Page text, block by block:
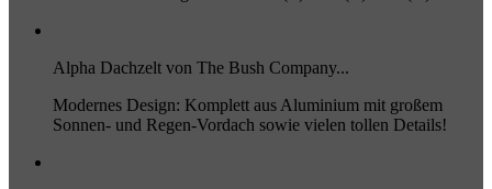
Alpha Dachzelt von The Bush Company...
Modernes Design: Komplett aus Aluminium mit großem
Sonnen- und Regen-Vordach sowie vielen tollen Details!